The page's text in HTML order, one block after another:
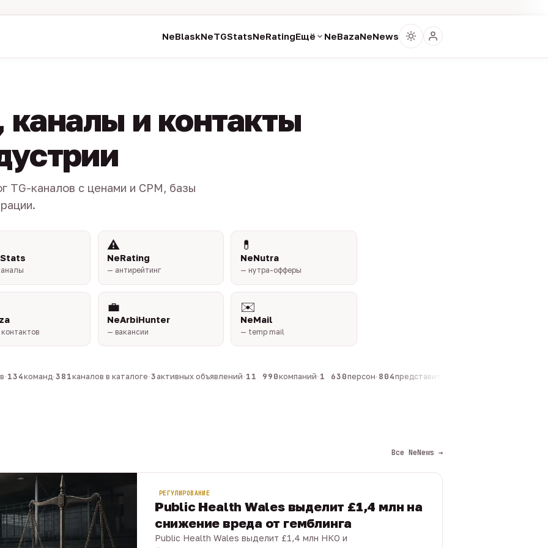
NeBlaskNeTGStatsNeRatingЕщё NeBazaNeNews
каналы и контакты
TG-каналов с ценами и CPM, базы
⚠️
NeRating
— антирейтинг
💊
NeNutra
— нутра-офферы
💼
NeArbiHunter
— вакансии
✉️
NeMail
— temp mail
команд·381каналов в каталоге·3активных объявлений·11 990компаний·1 630персон·804представителей
Все NeNews →
РЕГУЛИРОВАНИЕ
Public Health Wales выделит £1,4 млн на
снижение вреда от гемблинга
Public Health Wales выделит £1,4 млн НКО и